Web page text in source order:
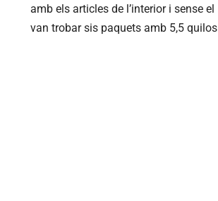
amb els articles de l’interior i sense
van trobar sis paquets amb 5,5